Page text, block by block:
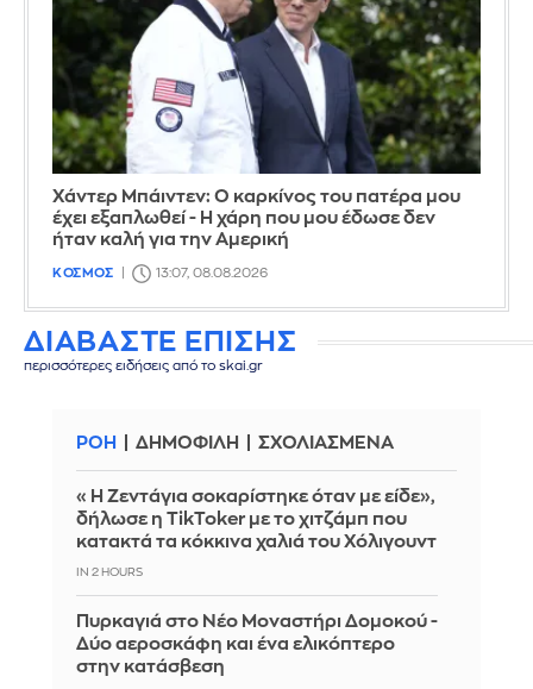
Χάντερ Μπάιντεν: Ο καρκίνος του πατέρα μου
έχει εξαπλωθεί - Η χάρη που μου έδωσε δεν
ήταν καλή για την Αμερική
ΚΟΣΜΟΣ 13:07, 08.08.2026
ΔΙΑΒΑΣΤΕ ΕΠΙΣΗΣ
περισσότερες ειδήσεις από το skai.gr
ΡΟΗ ΔΗΜΟΦΙΛΗ ΣΧΟΛΙΑΣΜΕΝΑ
«Η Ζεντάγια σοκαρίστηκε όταν με είδε»,
δήλωσε η TikToker με το χιτζάμπ που
κατακτά τα κόκκινα χαλιά του Χόλιγουντ
IN 2 HOURS
Πυρκαγιά στο Νέο Μοναστήρι Δομοκού -
Δύο αεροσκάφη και ένα ελικόπτερο
στην κατάσβεση